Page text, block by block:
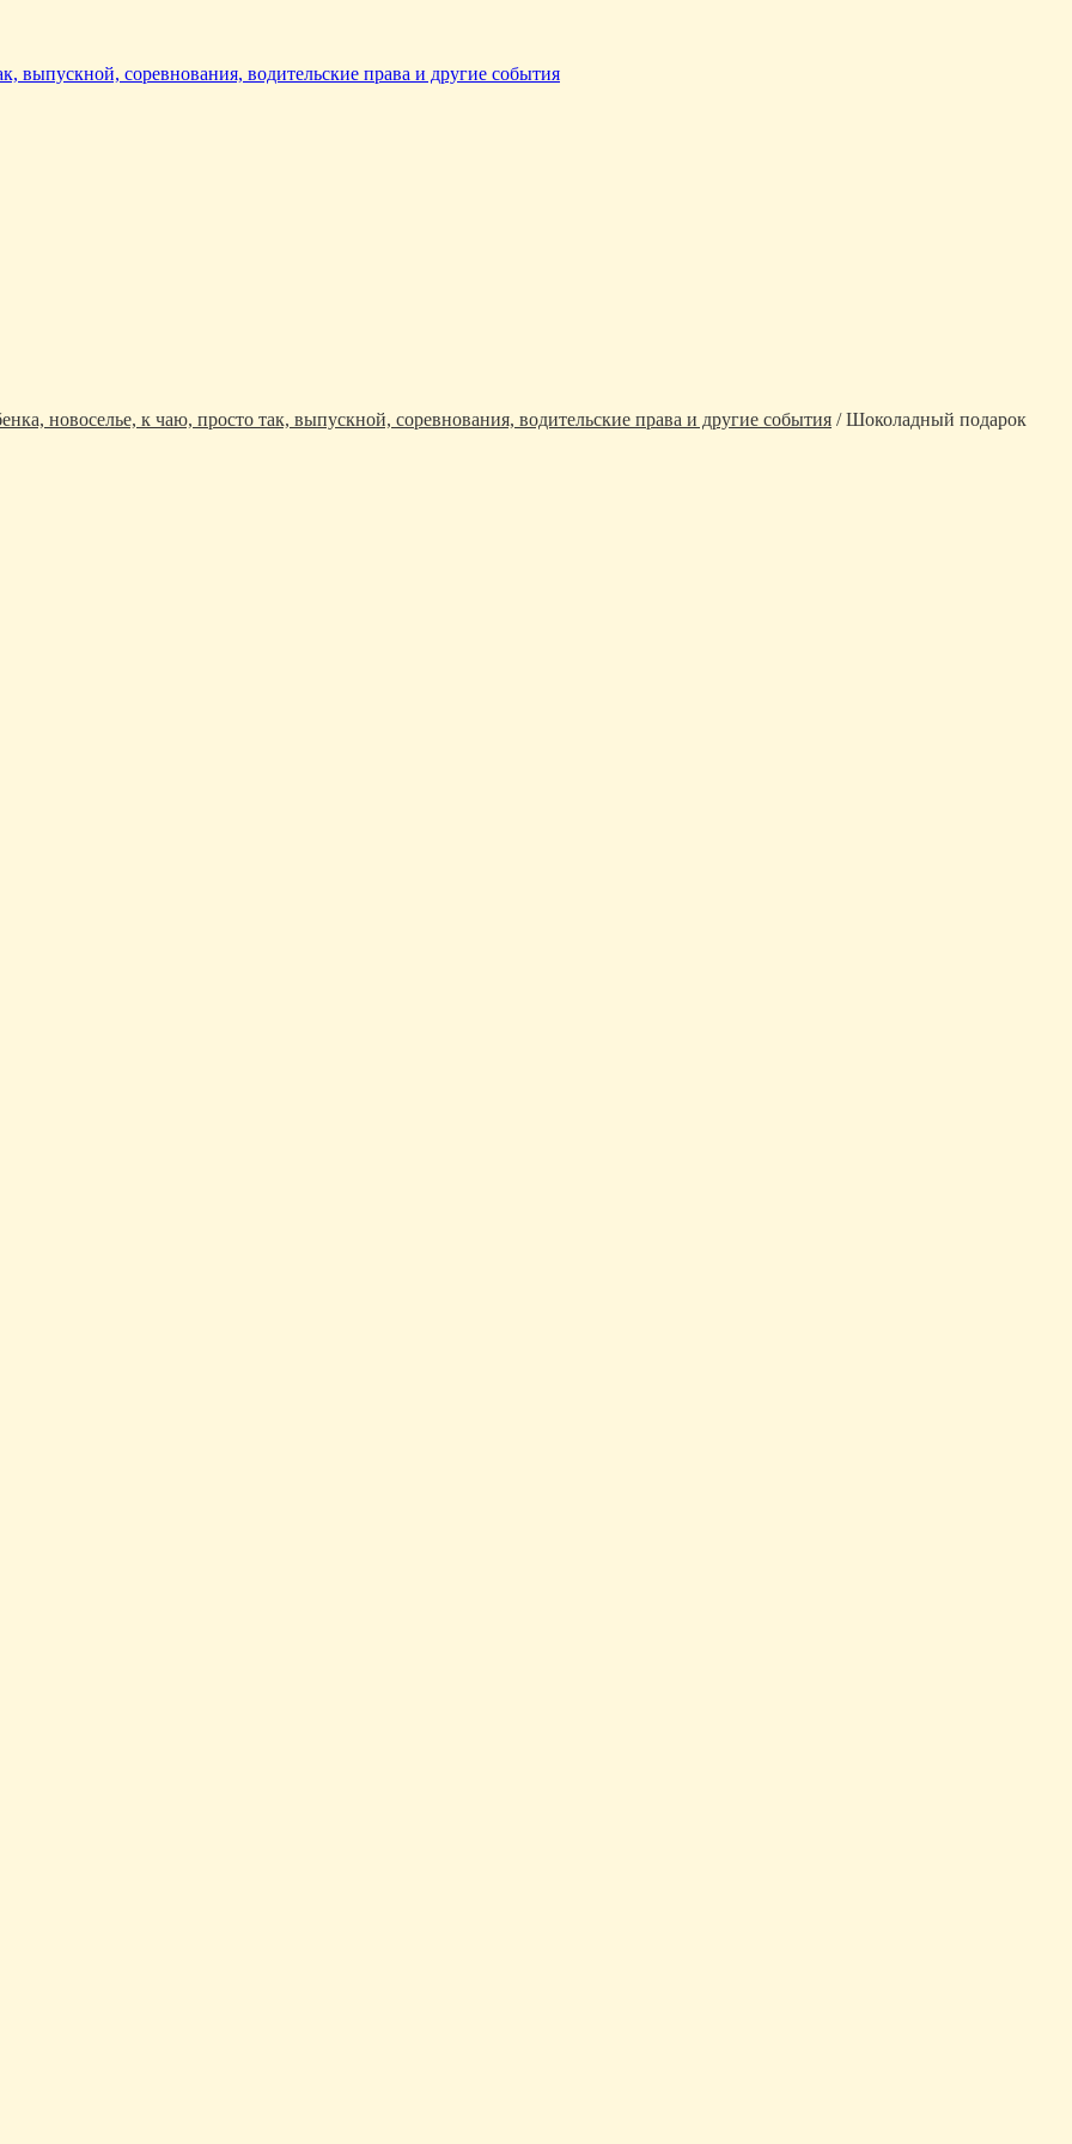
выпускной, соревнования, водительские права и другие события
новоселье, к чаю, просто так, выпускной, соревнования, водительские права и другие события / Шоколадный подарок